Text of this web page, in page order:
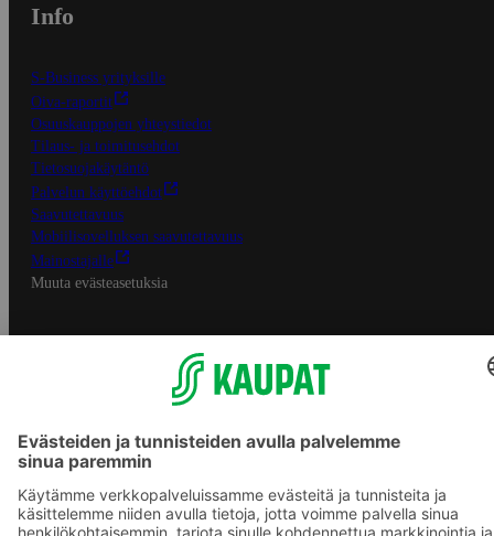
Info
S-Business yrityksille
Oiva-raportit
Osuuskauppojen yhteystiedot
Tilaus- ja toimitusehdot
Tietosuojakäytäntö
Palvelun käyttöehdot
Saavutettavuus
Mobiilisovelluksen saavutettavuus
Mainostajalle
Muuta evästeasetuksia
S-ryhmän palvelut
S-ryhmä
Asiakasomistajuus
S-ostoslista -sovellus
Prisma.fi